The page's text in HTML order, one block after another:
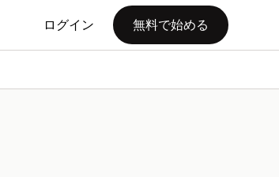
ログイン 無料で始める